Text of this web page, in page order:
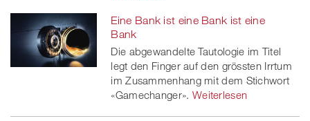
Eine Bank ist eine Bank ist eine
Bank
Die abgewandelte Tautologie im Titel
legt den Finger auf den grössten Irrtum
im Zusammenhang mit dem Stichwort
«Gamechanger». Weiterlesen